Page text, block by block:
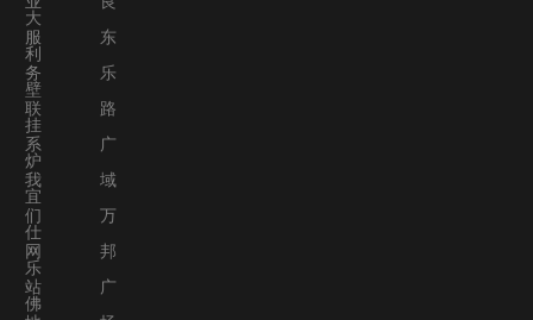
服
务
联
系
我
们
网
站
东
乐
路
广
域
万
邦
广
大
利
壁
挂
炉
宜
仕
乐
佛